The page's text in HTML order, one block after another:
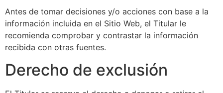
Antes de tomar decisiones y/o acciones con base a la
información incluida en el Sitio Web, el Titular le
recomienda comprobar y contrastar la información
recibida con otras fuentes.
Derecho de exclusión